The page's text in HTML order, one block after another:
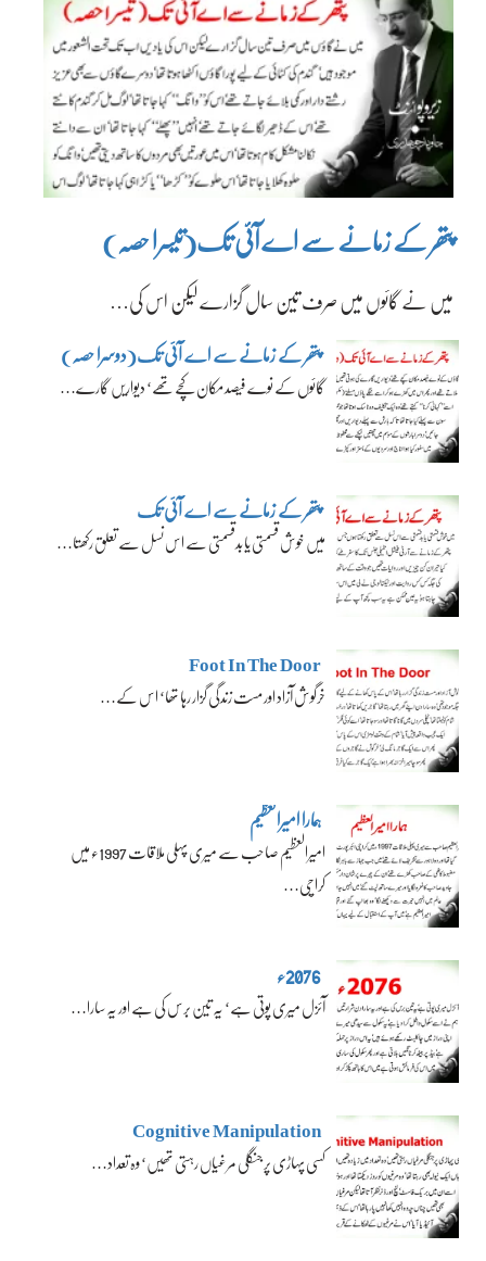
پتھر کے زمانے سے اے آئی تک(تیسرا حصہ)
میں نے گائوں میں صرف تین سال گزارے لیکن اس کی…
پتھر کے زمانے سے اے آئی تک(دوسرا حصہ)
گائوں کے نوے فیصد مکان کچے تھے‘ دیواریں گارے…
پتھر کے زمانے سے اے آئی تک
میں خوش قسمتی یا بدقسمتی سے اس نسل سے تعلق رکھتا…
Foot In The Door
خرگوش آزاد اور مست زندگی گزار رہا تھا‘ اس کے…
ہمارا امیرالعظیم
امیرالعظیم صاحب سے میری پہلی ملاقات 1997ء میں
کراچی…
2076ء
آئزل میری پوتی ہے‘ یہ تین برس کی ہے اور یہ سارا…
Cognitive Manipulation
کسی پہاڑی پر جنگلی مرغیاں رہتی تھیں‘ وہ تعداد…